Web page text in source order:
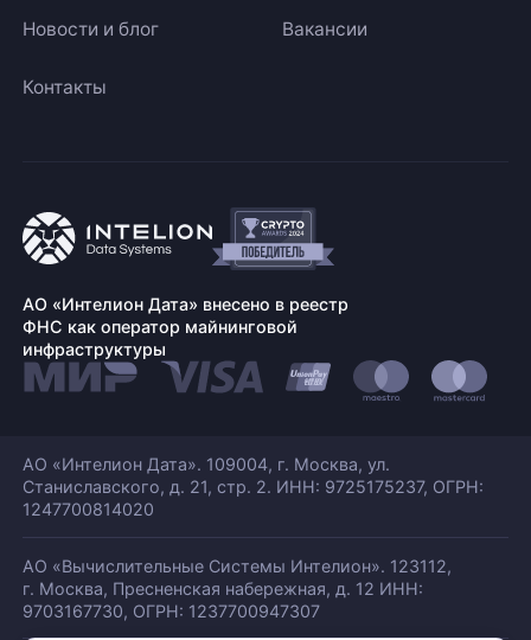
Новости и блог Вакансии
Контакты
АО «Интелион Дата» внесено в реестр
ФНС как оператор майнинговой
инфраструктуры
АО «Интелион Дата». 109004, г. Москва, ул.
Станиславского, д. 21, стр. 2. ИНН: 9725175237, ОГРН:
1247700814020
АО «Вычислительные Системы Интелион». 123112,
г. Москва, Пресненская набережная, д. 12 ИНН:
9703167730, ОГРН: 1237700947307